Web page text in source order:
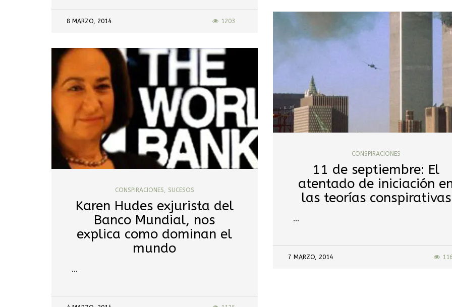
8 MARZO, 2014 1203
CONSPIRACIONES
11 de septiembre: El
atentado de iniciación
las teorías conspirativas
…
7 MARZO, 2014
CONSPIRACIONES, SUCESOS
Karen Hudes exjurista del
Banco Mundial, nos
explica como dominan el
mundo
…